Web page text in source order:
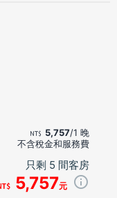
5,757/1 晚
不含稅金和服務費
只剩 5 間客房
5,757元